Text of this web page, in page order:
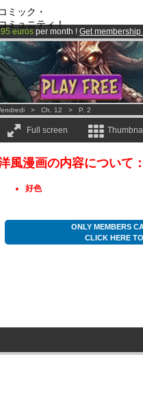
ミック・
ミュニティ！
euros per month ! Get membership
!.
1000 comics & mangas!.
> Ch. 12 > P. 2
Full screen
風漫画の内容について
好色
ONLY MEMBERS
CLICK HERE